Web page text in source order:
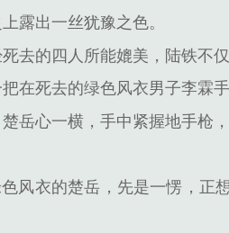
露出一丝犹豫之色。
去的四人所能媲美，陆铁不
在死去的绿色风衣男子李霖
楚岳心一横，手中紧握地手枪
风衣的楚岳，先是一愣，正